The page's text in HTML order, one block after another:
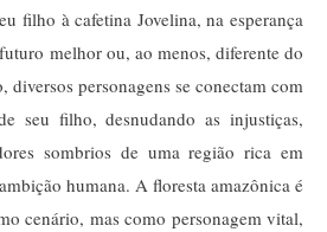
filho à cafetina Jovelina, na esperança
melhor ou, ao menos, diferente do
diversos personagens se conectam com
seu filho, desnudando as injustiças,
sombrios de uma região rica em
humana. A floresta amazônica é
cenário, mas como personagem vital,